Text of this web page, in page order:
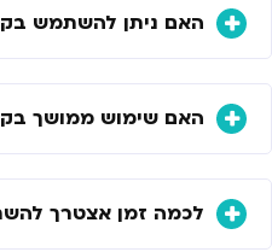
האם ניתן להשתמש
האם שימוש ממושך
לכמה זמן אצטרך